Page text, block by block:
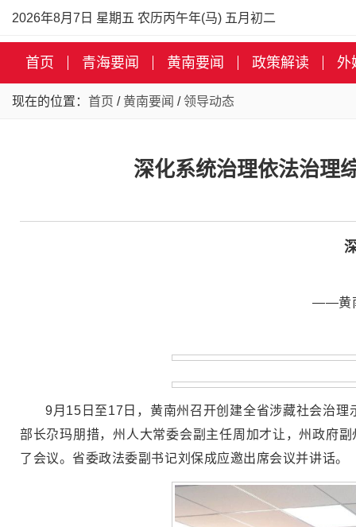
2026年8月7日 星期五 农历丙午年(马) 五月初二
首页 青海要闻 黄南要闻 政策解读 外
现在的位置： 首页 / 黄南要闻 /领导动态
深化系统治理依法治理
——黄
9月15日至17日，黄南州召开创建全省涉藏社会治
部长尕玛朋措，州人大常委会副主任周加才让，州政府
了会议。省委政法委副书记刘保成应邀出席会议并讲话。